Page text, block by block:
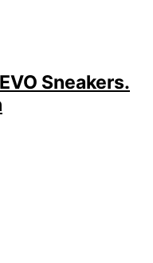
Sneakers.